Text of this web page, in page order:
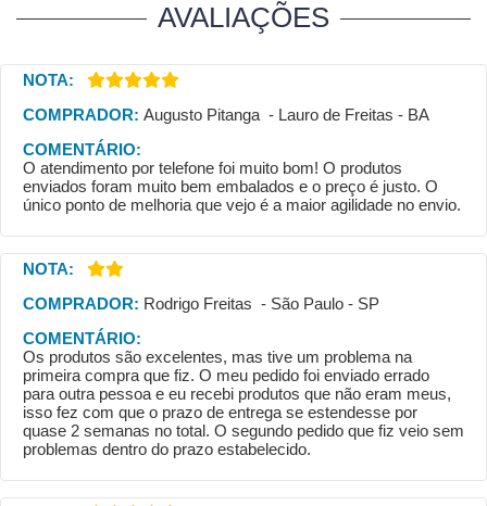
AVALIAÇÕES
NOTA:
COMPRADOR: Augusto Pitanga - Lauro de Freitas - BA
COMENTÁRIO:
O atendimento por telefone foi muito bom! O produtos
enviados foram muito bem embalados e o preço é justo. O
único ponto de melhoria que vejo é a maior agilidade no envio.
NOTA:
COMPRADOR: Rodrigo Freitas - São Paulo - SP
COMENTÁRIO:
Os produtos são excelentes, mas tive um problema na
primeira compra que fiz. O meu pedido foi enviado errado
para outra pessoa e eu recebi produtos que não eram meus,
isso fez com que o prazo de entrega se estendesse por
quase 2 semanas no total. O segundo pedido que fiz veio sem
problemas dentro do prazo estabelecido.